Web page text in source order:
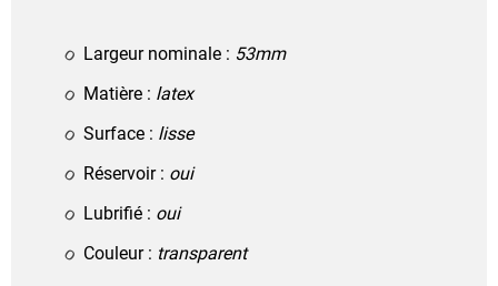
Largeur nominale : 53mm
Matière : latex
Surface : lisse
Réservoir : oui
Lubrifié : oui
Couleur : transparent